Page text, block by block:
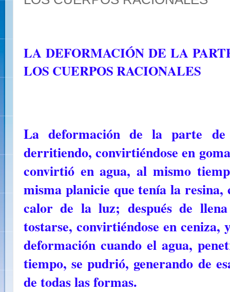
LA DEFORMACIÓN DE LA
LOS CUERPOS RACIONALES
La deformación de la parte
derritiendo, convirtiéndose en
convirtió en agua, al mismo
misma planicie que tenía la
calor de la luz; después de
tostarse, convirtiéndose en ceniza,
deformación cuando el agua,
tiempo, se pudrió, generando de
de todas las formas.